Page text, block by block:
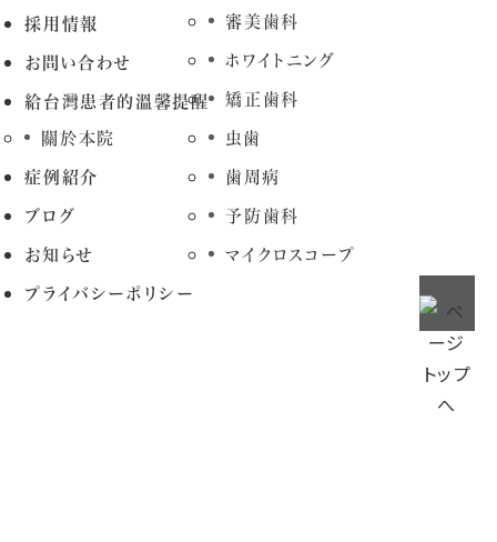
採用情報
お問い合わせ
給台灣患者的溫馨提醒
關於本院
症例紹介
ブログ
お知らせ
プライバシーポリシー
審美歯科
ホワイトニング
矯正歯科
虫歯
歯周病
予防歯科
マイクロスコープ